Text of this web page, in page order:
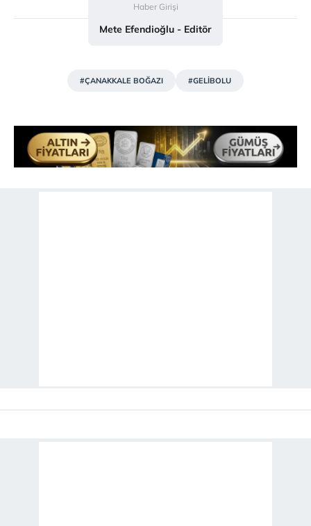
Haber Girişi
Mete Efendioğlu - Editör
#ÇANAKKALE BOĞAZI #GELİBOLU